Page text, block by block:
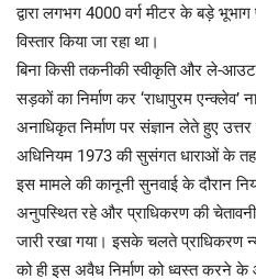
द्वारा लगभग 4000 वर्ग मीटर के बड़े
विस्तार किया जा रहा था।
​बिना किसी तकनीकी स्वीकृति और ले-
सड़कों का निर्माण कर ‘राधापुरम एन्क्लेव’
अनाधिकृत निर्माण पर संज्ञान लेते हुए
अधिनियम 1973 की सुसंगत धाराओं के तहत
​इस मामले की कानूनी सुनवाई के दौरान
अनुपस्थित रहे और प्राधिकरण की
जारी रखा गया। इसके चलते प्राधिकरण
को ही इस अवैध निर्माण को ध्वस्त करने